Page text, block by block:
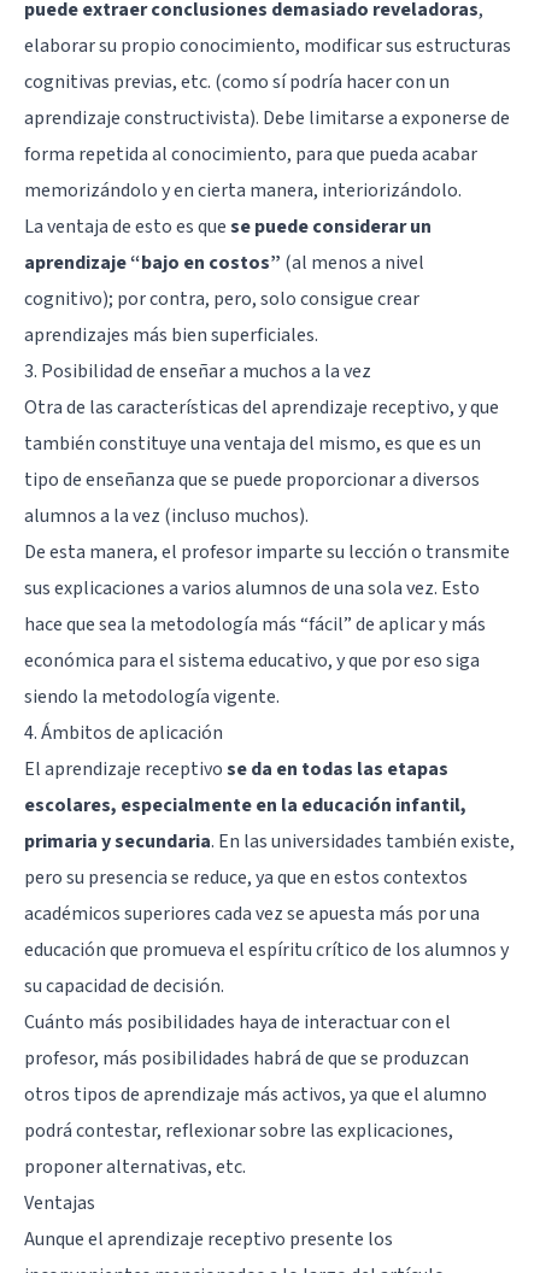
puede extraer conclusiones demasiado reveladoras,
elaborar su propio conocimiento, modificar sus estructuras
cognitivas previas, etc. (como sí podría hacer con un
aprendizaje constructivista). Debe limitarse a exponerse de
forma repetida al conocimiento, para que pueda acabar
memorizándolo y en cierta manera, interiorizándolo.
La ventaja de esto es quese puede considerar un
aprendizaje “bajo en costos” (al menos a nivel
cognitivo); por contra, pero, solo consigue crear
aprendizajes más bien superficiales.
3. Posibilidad de enseñar a muchos a la vez
Otra de las características del aprendizaje receptivo, y que
también constituye una ventaja del mismo, es que es un
tipo de enseñanza que se puede proporcionar a diversos
alumnos a la vez (incluso muchos).
De esta manera, el profesor imparte su lección o transmite
sus explicaciones a varios alumnos de una sola vez. Esto
hace que sea la metodología más “fácil” de aplicar y más
económica para el sistema educativo, y que por eso siga
siendo la metodología vigente.
4. Ámbitos de aplicación
El aprendizaje receptivose da en todas las etapas
escolares, especialmente en la educación infantil,
primaria y secundaria. En las universidades también existe,
pero su presencia se reduce, ya que en estos contextos
académicos superiores cada vez se apuesta más por una
educación que promueva el espíritu crítico de los alumnos y
su capacidad de decisión.
Cuánto más posibilidades haya de interactuar con el
profesor, más posibilidades habrá de que se produzcan
otros tipos de aprendizaje más activos, ya que el alumno
podrá contestar, reflexionar sobre las explicaciones,
proponer alternativas, etc.
Ventajas
Aunque el aprendizaje receptivo presente los